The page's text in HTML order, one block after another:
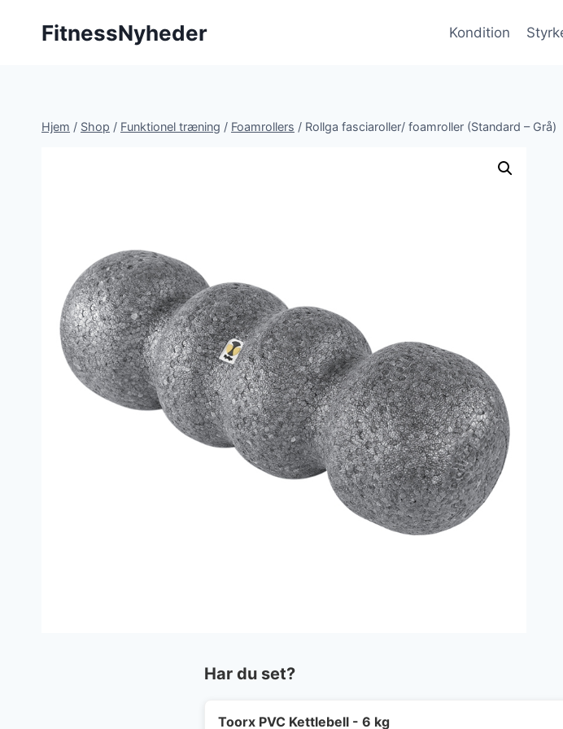
FitnessNyheder Kondition
Hjem / Shop / Funktionel træning / Foamrollers / Rollga fasciaroller/ foamroller (Standard – Grå)
Har du set?
Toorx PVC Kettlebell - 6 kg